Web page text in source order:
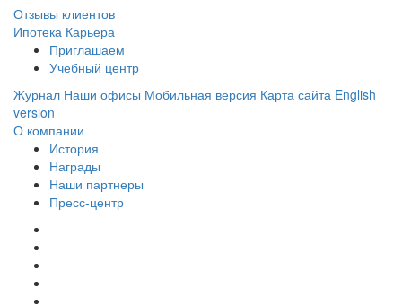
Отзывы клиентов
Ипотека Карьера
Приглашаем
Учебный центр
Журнал Наши офисы Мобильная версия Карта сайта English
version
О компании
История
Награды
Наши партнеры
Пресс-центр